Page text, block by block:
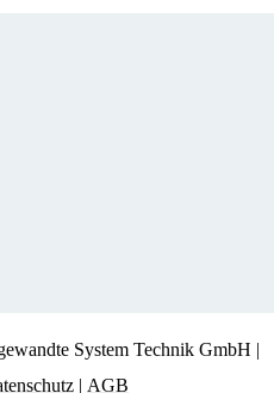
System Technik GmbH |
| AGB